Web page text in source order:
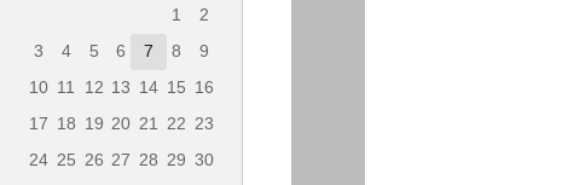
1
2
3
4 5 6 7 8
9
10 11 12 13 14 15 16
17 18 19 20 21 22 23
24 25 26 27 28 29 30